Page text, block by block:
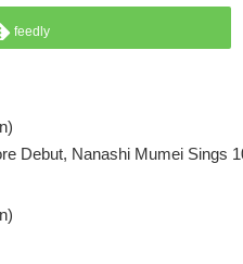
feedly
Debut, Nanashi Mumei Sings